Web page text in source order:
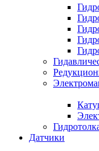
Датчики